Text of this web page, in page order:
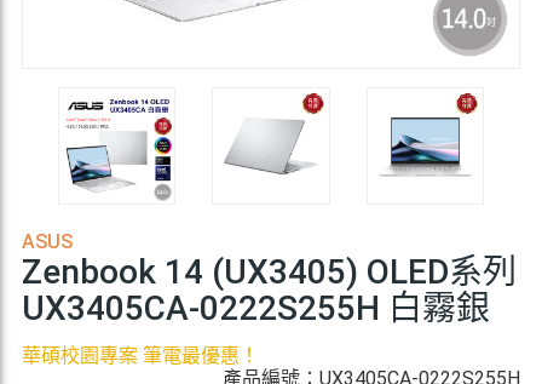
ASUS
Zenbook 14 (UX3405) OLED系列
UX3405CA-0222S255H 白霧銀
華碩校園專案 筆電最優惠！
產品編號：UX3405CA-0222S255H